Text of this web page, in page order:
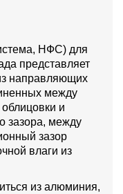
НФС) для
представляет
направляющих
между
и
зазора, между
зазор
влаги из
из алюминия,